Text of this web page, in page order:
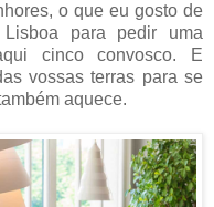
o que eu gosto de
para pedir uma
cinco convosco. E
vossas terras para se
aquece.